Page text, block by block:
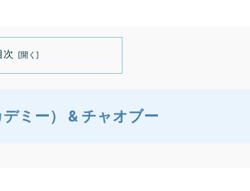
次
ミー） & チャオブー